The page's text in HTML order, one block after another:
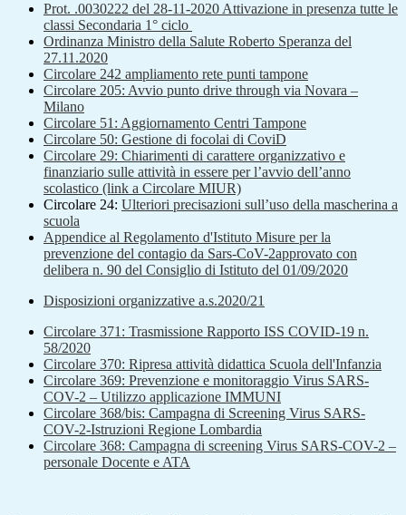
Prot. .0030222 del 28-11-2020 Attivazione in presenza tutte le
classi Secondaria 1° ciclo
Ordinanza Ministro della Salute Roberto Speranza del
27.11.2020
Circolare 242 ampliamento rete punti tampone
Circolare 205: Avvio punto drive through via Novara –
Milano
Circolare 51: Aggiornamento Centri Tampone
Circolare 50: Gestione di focolai di CoviD
Circolare 29: Chiarimenti di carattere organizzativo e
finanziario sulle attività in essere per l’avvio dell’anno
scolastico (link a Circolare MIUR)
Circolare 24: Ulteriori precisazioni sull’uso della mascherina a
scuola
Appendice al Regolamento d'Istituto Misure per la
prevenzione del contagio da Sars-CoV-2approvato con
delibera n. 90 del Consiglio di Istituto del 01/09/2020
Disposizioni organizzative a.s.2020/21
Circolare 371: Trasmissione Rapporto ISS COVID-19 n.
58/2020
Circolare 370: Ripresa attività didattica Scuola dell'Infanzia
Circolare 369: Prevenzione e monitoraggio Virus SARS-
COV-2 – Utilizzo applicazione IMMUNI
Circolare 368/bis: Campagna di Screening Virus SARS-
COV-2-Istruzioni Regione Lombardia
Circolare 368: Campagna di screening Virus SARS-COV-2 –
personale Docente e ATA